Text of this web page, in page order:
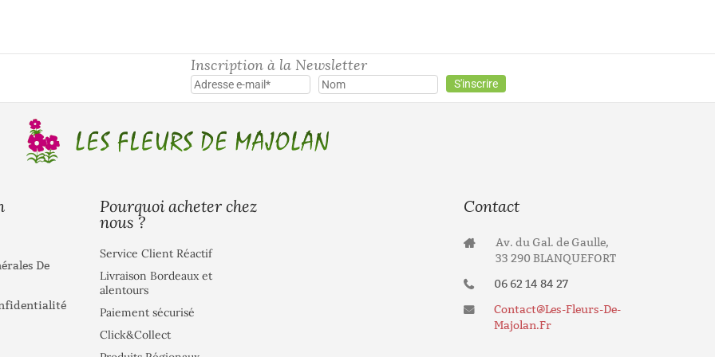
Inscription à la Newsletter
De
Pourquoi acheter chez
nous ?
Service Client Réactif
Livraison Bordeaux et
alentours
Paiement sécurisé
Click&Collect
Contact
Av. du Gal. de Gaulle,
33 290 BLANQUEFORT
06 62 14 84 27
Contact@les-Fleurs-De-
Majolan.fr